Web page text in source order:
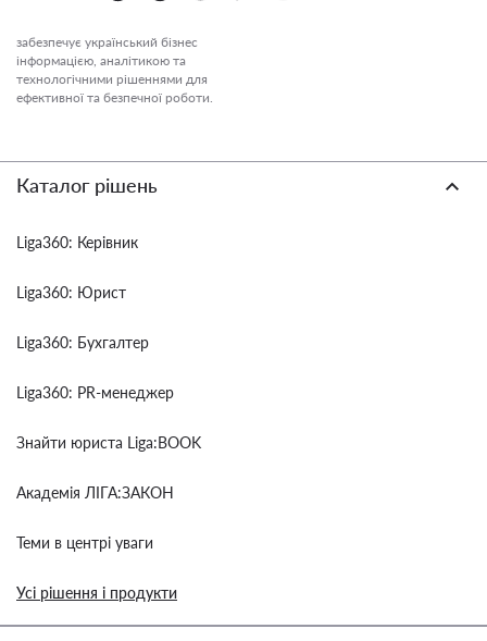
забезпечує український бізнес
інформацією, аналітикою та
технологічними рішеннями для
ефективної та безпечної роботи.
Каталог рішень
Liga360: Керівник
Liga360: Юрист
Liga360: Бухгалтер
Liga360: PR-менеджер
Знайти юриста Liga:BOOK
Академія ЛІГА:ЗАКОН
Теми в центрі уваги
Усі рішення і продукти